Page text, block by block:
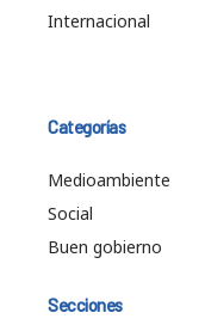
Internacional
Categorías
Medioambiente
Social
Buen gobierno
Secciones